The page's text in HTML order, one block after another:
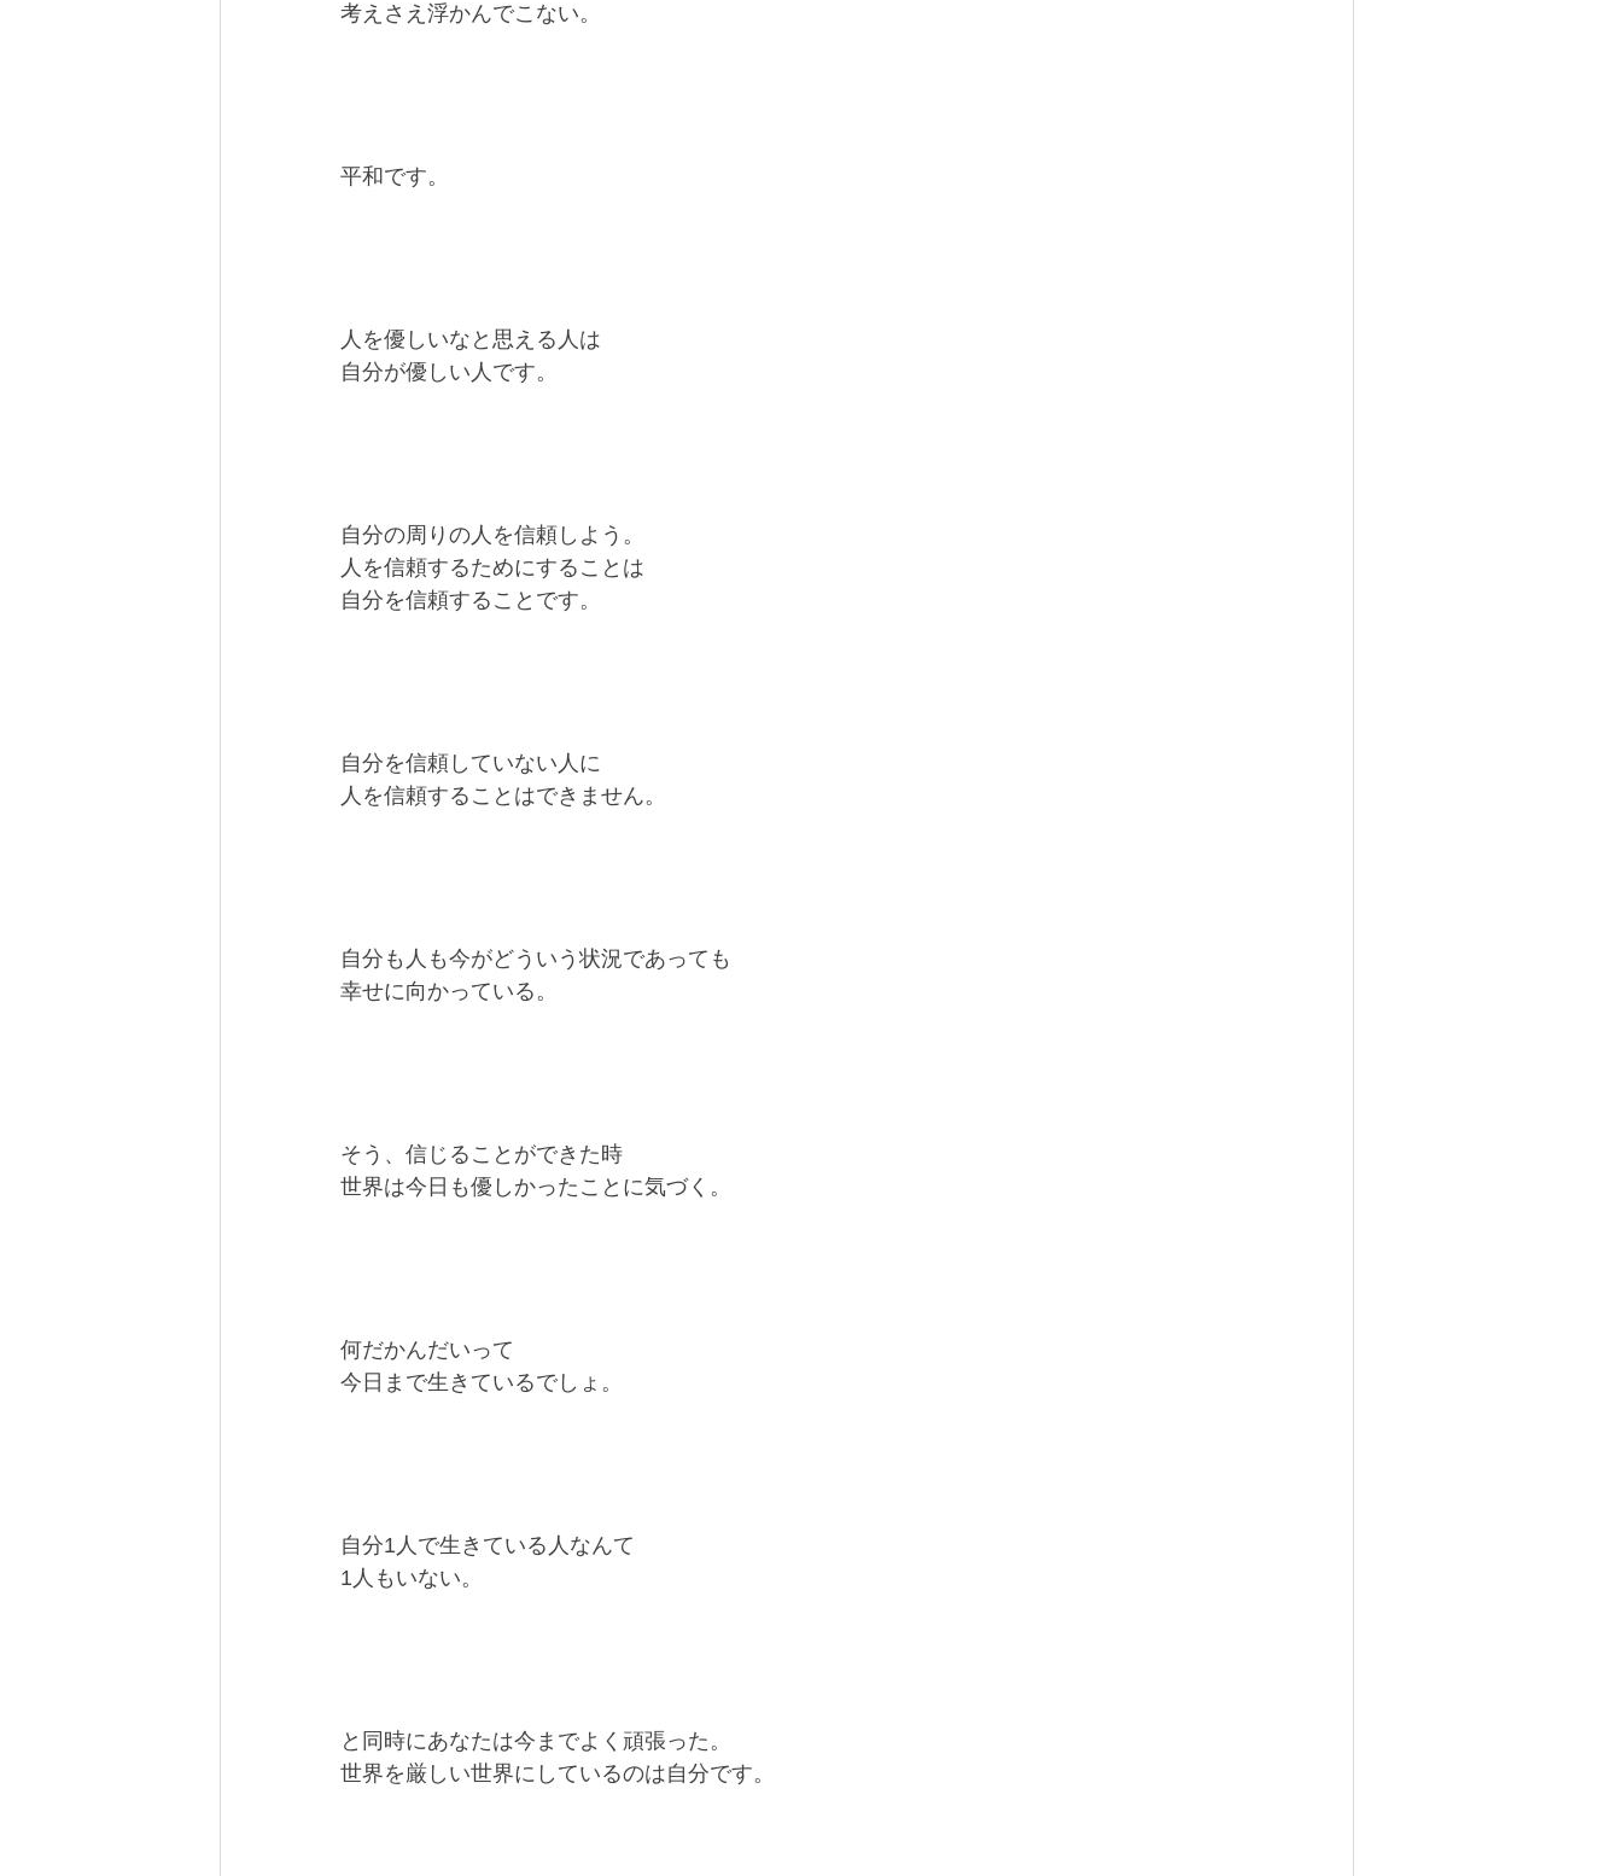
考えさえ浮かんでこない。
平和です。
人を優しいなと思える人は
自分が優しい人です。
自分の周りの人を信頼しよう。
人を信頼するためにすることは
自分を信頼することです。
自分を信頼していない人に
人を信頼することはできません。
自分も人も今がどういう状況であっても
幸せに向かっている。
そう、信じることができた時
世界は今日も優しかったことに気づく。
何だかんだいって
今日まで生きているでしょ。
自分1人で生きている人なんて
1人もいない。
と同時にあなたは今までよく頑張った。
世界を厳しい世界にしているのは自分です。